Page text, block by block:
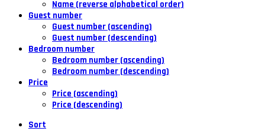
Name (reverse alphabetical order)
Guest number
Guest number (ascending)
Guest number (descending)
Bedroom number
Bedroom number (ascending)
Bedroom number (descending)
Price
Price (ascending)
Price (descending)
Sort